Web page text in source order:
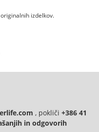
izdelkov.
, pokliči +386 41
in odgovorih